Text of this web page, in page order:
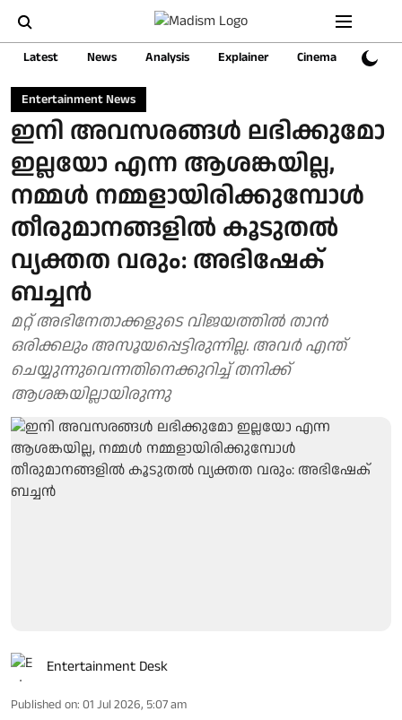
Latest News Analysis Explainer Cinema Sports
Entertainment News
ഇനി അവസരങ്ങൾ ലഭിക്കുമോ
ഇല്ലയോ എന്ന ആശങ്കയില്ല,
നമ്മൾ നമ്മളായിരിക്കുമ്പോൾ
തീരുമാനങ്ങളിൽ കൂടുതൽ
വ്യക്തത വരും: അഭിഷേക്
ബച്ചൻ
മറ്റ് അഭിനേതാക്കളുടെ വിജയത്തിൽ താൻ
ഒരിക്കലും അസൂയപ്പെട്ടിരുന്നില്ല. അവർ എന്ത്
ചെയ്യുന്നുവെന്നതിനെക്കുറിച്ച് തനിക്ക്
ആശങ്കയില്ലായിരുന്നു
Entertainment Desk
Published on: 01 Jul 2026, 5:07 am